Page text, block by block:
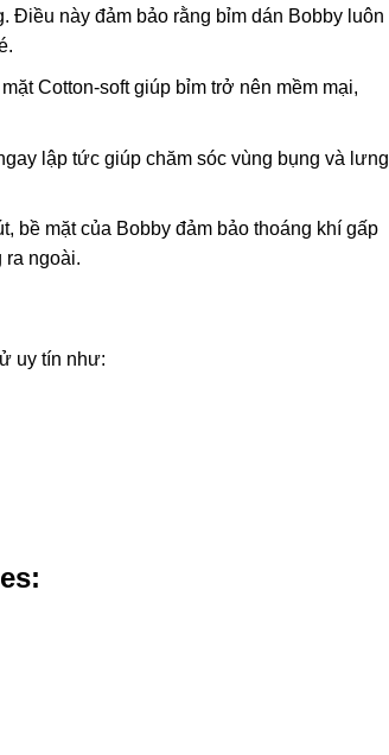
Điều này đảm bảo rằng bỉm dán Bobby luôn
Cotton-soft giúp bỉm trở nên mềm mại,
lập tức giúp chăm sóc vùng bụng và lưng
bề mặt của Bobby đảm bảo thoáng khí gấp
ra ngoài.
uy tín như: